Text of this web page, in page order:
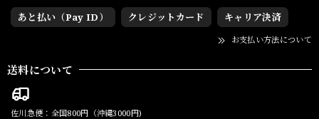
あと払い（Pay ID）
クレジットカード キャリア決済
お支払い方法について
送料について
佐川急便：全国800円（沖縄3000円)